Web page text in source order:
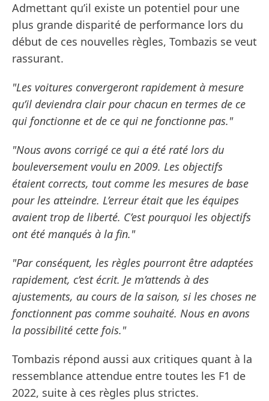
Admettant qu’il existe un potentiel pour une
plus grande disparité de performance lors du
début de ces nouvelles règles, Tombazis se veut
rassurant.
"Les voitures convergeront rapidement à mesure
qu’il deviendra clair pour chacun en termes de ce
qui fonctionne et de ce qui ne fonctionne pas."
"Nous avons corrigé ce qui a été raté lors du
bouleversement voulu en 2009. Les objectifs
étaient corrects, tout comme les mesures de base
pour les atteindre. L’erreur était que les équipes
avaient trop de liberté. C’est pourquoi les objectifs
ont été manqués à la fin."
"Par conséquent, les règles pourront être adaptées
rapidement, c’est écrit. Je m’attends à des
ajustements, au cours de la saison, si les choses ne
fonctionnent pas comme souhaité. Nous en avons
la possibilité cette fois."
Tombazis répond aussi aux critiques quant à la
ressemblance attendue entre toutes les F1 de
2022, suite à ces règles plus strictes.